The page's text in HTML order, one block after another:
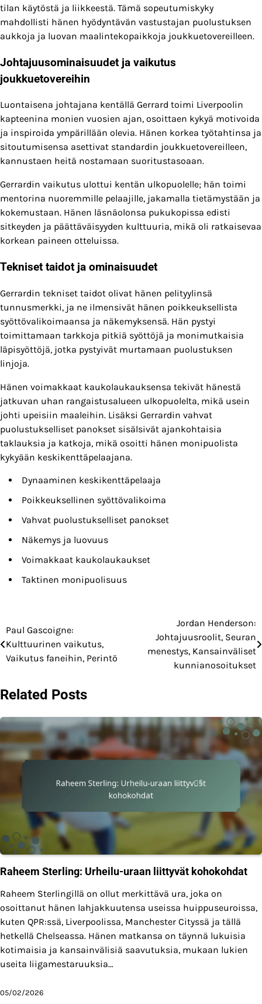
tilan käytöstä ja liikkeestä. Tämä sopeutumiskyky
mahdollisti hänen hyödyntävän vastustajan puolustuksen
aukkoja ja luovan maalintekopaikkoja joukkuetovereilleen.
Johtajuusominaisuudet ja vaikutus
joukkuetovereihin
Luontaisena johtajana kentällä Gerrard toimi Liverpoolin
kapteenina monien vuosien ajan, osoittaen kykyä motivoida
ja inspiroida ympärillään olevia. Hänen korkea työtahtinsa ja
sitoutumisensa asettivat standardin joukkuetovereilleen,
kannustaen heitä nostamaan suoritustasoaan.
Gerrardin vaikutus ulottui kentän ulkopuolelle; hän toimi
mentorina nuoremmille pelaajille, jakamalla tietämystään ja
kokemustaan. Hänen läsnäolonsa pukukopissa edisti
sitkeyden ja päättäväisyyden kulttuuria, mikä oli ratkaisevaa
korkean paineen otteluissa.
Tekniset taidot ja ominaisuudet
Gerrardin tekniset taidot olivat hänen pelityylinsä
tunnusmerkki, ja ne ilmensivät hänen poikkeuksellista
syöttövalikoimaansa ja näkemyksensä. Hän pystyi
toimittamaan tarkkoja pitkiä syöttöjä ja monimutkaisia
läpisyöttöjä, jotka pystyivät murtamaan puolustuksen
linjoja.
Hänen voimakkaat kaukolaukauksensa tekivät hänestä
jatkuvan uhan rangaistusalueen ulkopuolelta, mikä usein
johti upeisiin maaleihin. Lisäksi Gerrardin vahvat
puolustukselliset panokset sisälsivät ajankohtaisia
taklauksia ja katkoja, mikä osoitti hänen monipuolista
kykyään keskikenttäpelaajana.
Dynaaminen keskikenttäpelaaja
Poikkeuksellinen syöttövalikoima
Vahvat puolustukselliset panokset
Näkemys ja luovuus
Voimakkaat kaukolaukaukset
Taktinen monipuolisuus
Post
navigation
Paul Gascoigne:
Kulttuurinen vaikutus,
Vaikutus faneihin, Perintö
Jordan Henderson:
Johtajuusroolit, Seuran
menestys, Kansainväliset
kunnianosoitukset
Related Posts
Raheem Sterling: Urheilu-uraan liittyvät kohokohdat
Raheem Sterlingillä on ollut merkittävä ura, joka on
osoittanut hänen lahjakkuutensa useissa huippuseuroissa,
kuten QPR:ssä, Liverpoolissa, Manchester Cityssä ja tällä
hetkellä Chelseassa. Hänen matkansa on täynnä lukuisia
kotimaisia ja kansainvälisiä saavutuksia, mukaan lukien
useita liigamestaruuksia…
05/02/2026